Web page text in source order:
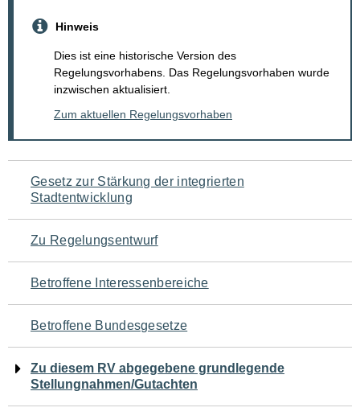
Hinweis
Dies ist eine historische Version des
Regelungsvorhabens. Das Regelungsvorhaben wurde
inzwischen aktualisiert.
Zum aktuellen Regelungsvorhaben
Navigation
für
den
Seiteninhalt
Gesetz zur Stärkung der integrierten
Stadtentwicklung
Zu Regelungsentwurf
Betroffene Interessenbereiche
Betroffene Bundesgesetze
Zu diesem RV abgegebene grundlegende
Stellungnahmen/Gutachten